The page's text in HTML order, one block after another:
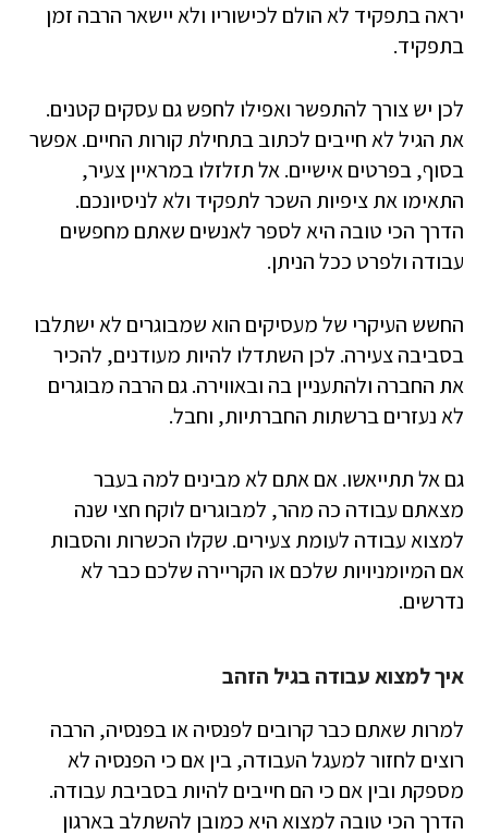
יראה בתפקיד לא הולם לכישוריו ולא יישאר הרבה זמן
בתפקיד.
לכן יש צורך להתפשר ואפילו לחפש גם עסקים קטנים.
את הגיל לא חייבים לכתוב בתחילת קורות החיים. אפשר
בסוף, בפרטים אישיים. אל תזלזלו במראיין צעיר,
התאימו את ציפיות השכר לתפקיד ולא לניסיונכם.
הדרך הכי טובה היא לספר לאנשים שאתם מחפשים
עבודה ולפרט ככל הניתן.
החשש העיקרי של מעסיקים הוא שמבוגרים לא ישתלבו
בסביבה צעירה. לכן השתדלו להיות מעודנים, להכיר
את החברה ולהתעניין בה ובאווירה. גם הרבה מבוגרים
לא נעזרים ברשתות החברתיות, וחבל.
גם אל תתייאשו. אם אתם לא מבינים למה בעבר
מצאתם עבודה כה מהר, למבוגרים לוקח חצי שנה
למצוא עבודה לעומת צעירים. שקלו הכשרות והסבות
אם המיומניויות שלכם או הקריירה שלכם כבר לא
נדרשים.
איך למצוא עבודה בגיל הזהב
למרות שאתם כבר קרובים לפנסיה או בפנסיה, הרבה
רוצים לחזור למעגל העבודה, בין אם כי הפנסיה לא
מספקת ובין אם כי הם חייבים להיות בסביבת עבודה.
הדרך הכי טובה למצוא היא כמובן להשתלב בארגון